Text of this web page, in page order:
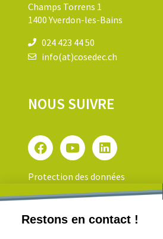
Champs Torrens 1
1400 Yverdon-les-Bains
024 423 44 50
info(at)cosedec.ch
NOUS SUIVRE
Protection des données